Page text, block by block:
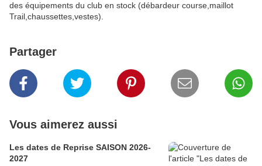
des équipements du club en stock (débardeur course,maillot
Trail,chaussettes,vestes).
Partager
Vous aimerez aussi
Les dates de Reprise SAISON 2026-
2027